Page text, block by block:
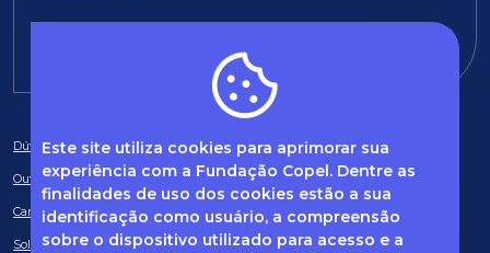
Este site utiliza cookies para aprimorar sua
experiência com a Fundação Copel. Dentre as
finalidades de uso dos cookies estão a sua
identificação como usuário, a compreensão
sobre o dispositivo utilizado para acesso e a
Dúvidas frequentes
Ouvidoria
Canal de Denúncias
Solicitação de informações